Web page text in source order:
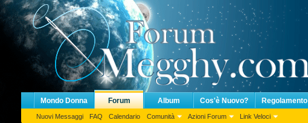
Mondo Donna Forum
Nuovi Messaggi FAQ Calendario Comunità Azioni Forum Link Veloci
Album Cos'è Nuovo? Regolamento